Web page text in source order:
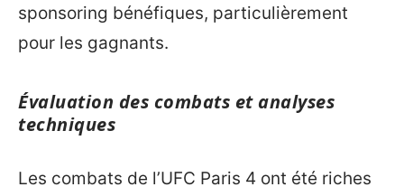
sponsoring bénéfiques, particulièrement
pour les gagnants.
Évaluation des combats et analyses
techniques
Les combats de l’UFC Paris 4 ont été riches